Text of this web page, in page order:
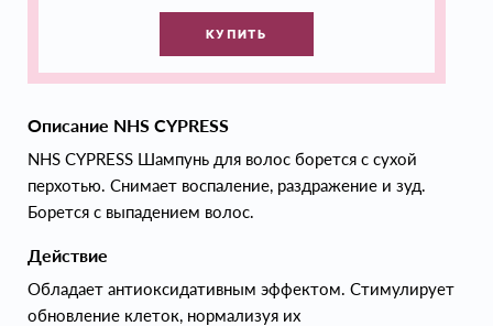
КУПИТЬ
Описание NHS CYPRESS
NHS CYPRESS Шампунь для волос борется с сухой
перхотью. Снимает воспаление, раздражение и зуд.
Борется с выпадением волос.
Действие
Обладает антиоксидативным эффектом. Стимулирует
обновление клеток, нормализуя их